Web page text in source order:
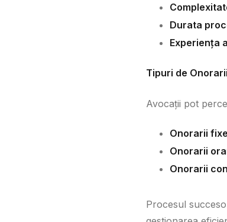
Durata
Experiența
Tipuri de Onorarii
Avocații pot
Onorarii fixe
Onorarii
Onorarii
Procesul